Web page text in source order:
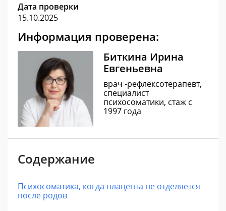
Дата проверки
15.10.2025
Информация проверена:
Биткина Ирина
Евгеньевна
врач -рефлексотерапевт,
специалист
психосоматики, стаж с
1997 года
Содержание
Психосоматика, когда плацента не отделяется
после родов